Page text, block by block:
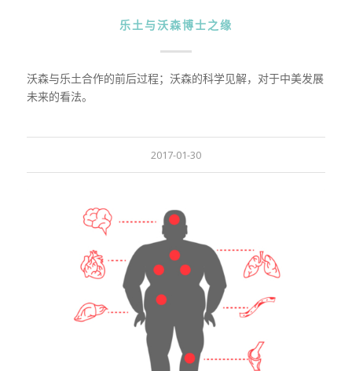
乐土与沃森博士之缘
沃森与乐土合作的前后过程；沃森的科学见解，对于中美发展
未来的看法。
2017-01-30